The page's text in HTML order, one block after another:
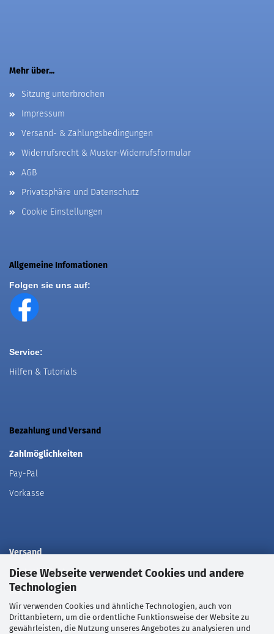
Diese Webseite verwendet Cookies und andere
Technologien
Wir verwenden Cookies und ähnliche Technologien, auch von
Drittanbietern, um die ordentliche Funktionsweise der Website zu
gewährleisten, die Nutzung unseres Angebotes zu analysieren und
Mehr über...
Sitzung unterbrochen
Impressum
Versand- & Zahlungsbedingungen
Widerrufsrecht & Muster-Widerrufsformular
AGB
Privatsphäre und Datenschutz
Cookie Einstellungen
Allgemeine Infomationen
Folgen sie uns auf:
Service:
Hilfen & Tutorials
Bezahlung und Versand
Zahlmöglichkeiten
Pay-Pal
Vorkasse
Versand
Deutsche Post
DHL